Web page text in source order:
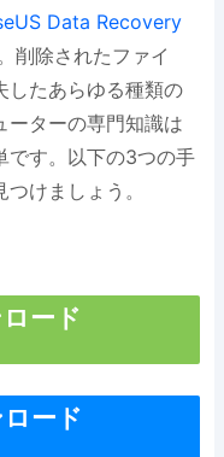
Data Recovery
削除されたファイ
したあらゆる種類の
ーターの専門知識は
です。以下の3つの手
けましょう。
ード
ード